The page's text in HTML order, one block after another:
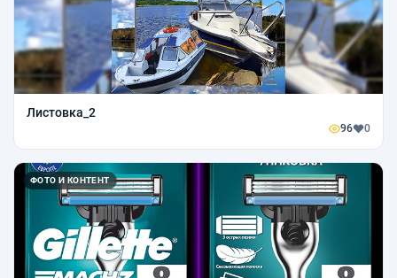
Листовка_2
96 0
ФОТО И КОНТЕНТ